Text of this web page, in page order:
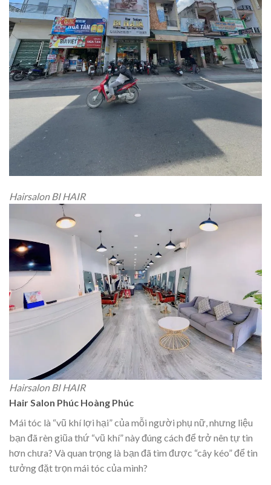
Hairsalon BI HAIR
Hairsalon BI HAIR
Hair Salon Phúc Hoàng Phúc
Mái tóc là “vũ khí lợi hại” của mỗi người phụ nữ, nhưng liệu
bạn đã rèn giũa thứ “vũ khí” này đúng cách để trở nên tự tin
hơn chưa? Và quan trọng là bạn đã tìm được “cây kéo” để tin
tưởng đặt trọn mái tóc của mình?